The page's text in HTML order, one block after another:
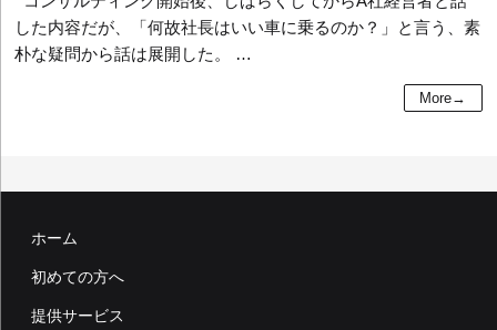
した内容だが、「何故社長はいい車に乗るのか？」と言う、素
朴な疑問から話は展開した。 …
More→
ホーム
初めての方へ
提供サービス